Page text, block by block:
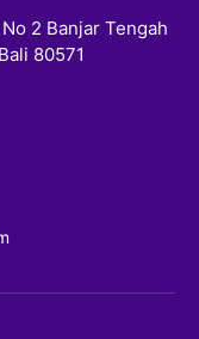
2 Banjar Tengah
80571